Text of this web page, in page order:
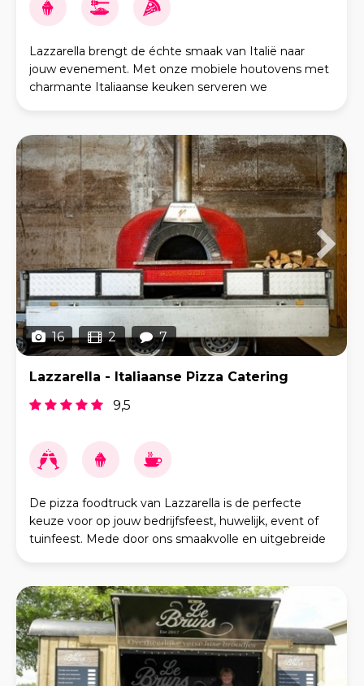
Lazzarella brengt de échte smaak van Italië naar
jouw evenement. Met onze mobiele houtovens met
charmante Italiaanse keuken serveren we
16 2 7
Lazzarella - Italiaanse Pizza Catering
9,5
De pizza foodtruck van Lazzarella is de perfecte
keuze voor op jouw bedrijfsfeest, huwelijk, event of
tuinfeest. Mede door ons smaakvolle en uitgebreide